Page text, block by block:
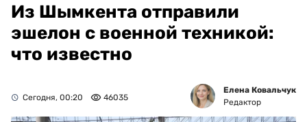
Из Шымкента отправили
эшелон с военной техникой:
что известно
Сегодня, 00:20 46035
Елена Ковальчук
Редактор